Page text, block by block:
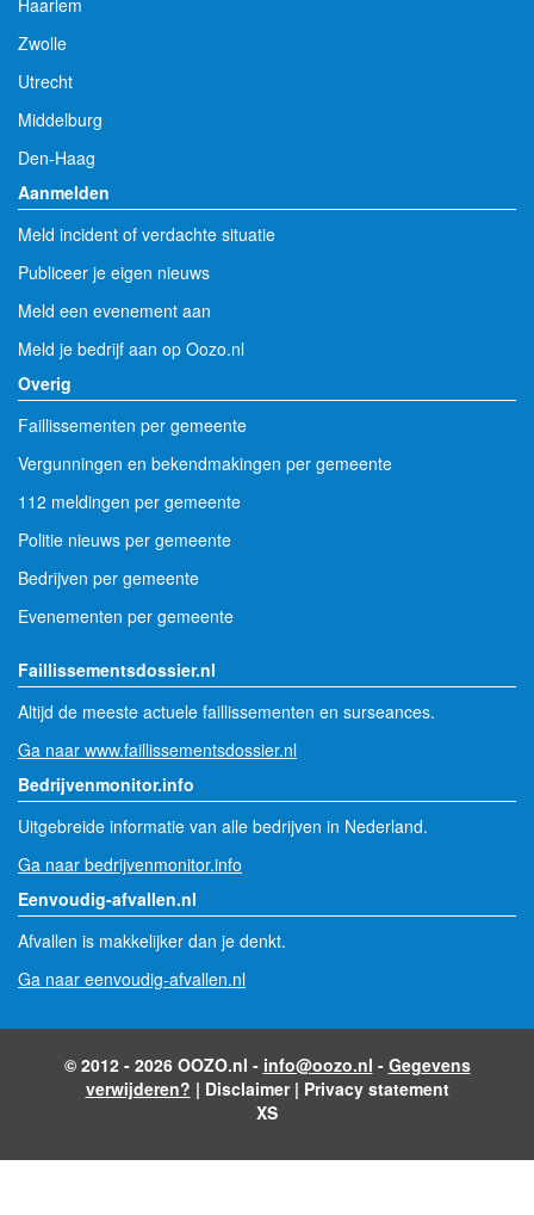
Zwolle
Utrecht
Middelburg
Den-Haag
Aanmelden
Meld incident of verdachte situatie
Publiceer je eigen nieuws
Meld een evenement aan
Meld je bedrijf aan op Oozo.nl
Overig
Faillissementen per gemeente
Vergunningen en bekendmakingen per gemeente
112 meldingen per gemeente
Politie nieuws per gemeente
Bedrijven per gemeente
Evenementen per gemeente
Faillissementsdossier.nl
Altijd de meeste actuele faillissementen en surseances.
Ga naar www.faillissementsdossier.nl
Bedrijvenmonitor.info
Uitgebreide informatie van alle bedrijven in Nederland.
Ga naar bedrijvenmonitor.info
Eenvoudig-afvallen.nl
Afvallen is makkelijker dan je denkt.
Ga naar eenvoudig-afvallen.nl
© 2012 - 2026 OOZO.nl - info@oozo.nl - Gegevens
verwijderen? | Disclaimer| Privacy statement
XS